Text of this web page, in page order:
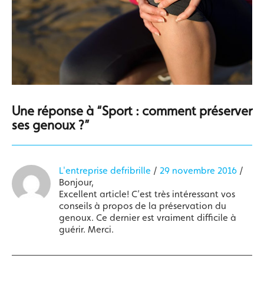
Une réponse à “Sport : comment préserver
ses genoux ?”
L'entreprise defribrille / 29 novembre 2016 /
Bonjour,
Excellent article! C’est très intéressant vos
conseils à propos de la préservation du
genoux. Ce dernier est vraiment difficile à
guérir. Merci.